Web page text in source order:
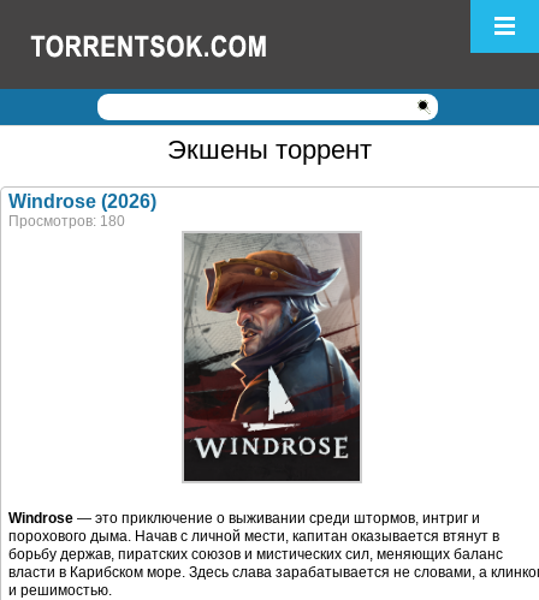
Логин: Пароль:
Регистрация| Забыли пароль?
Экшены торрент
Windrose (2026)
Просмотров: 180
Windrose — это приключение о выживании среди штормов, интриг и
порохового дыма. Начав с личной мести, капитан оказывается втянут в
борьбу держав, пиратских союзов и мистических сил, меняющих баланс
власти в Карибском море. Здесь слава зарабатывается не словами, а
и решимостью.